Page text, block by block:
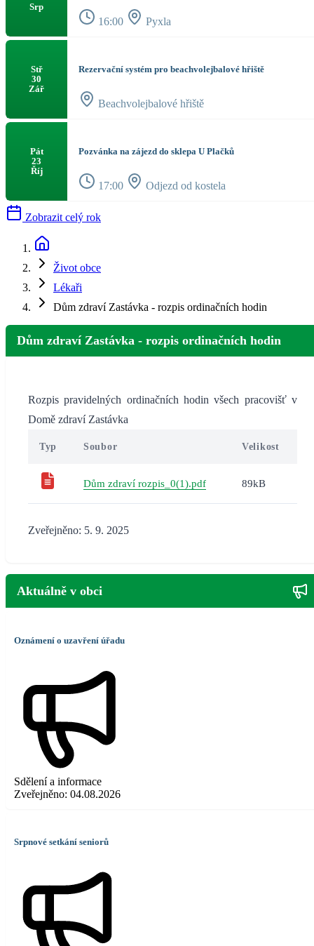
Srp
16:00 Pyxla
Stř
30
Zář
Rezervační systém pro beachvolejbalové hřiště
Beachvolejbalové hřiště
Pát
23
Říj
Pozvánka na zájezd do sklepa U Plačků
17:00 Odjezd od kostela
Zobrazit celý rok
Život obce
Lékaři
Dům zdraví Zastávka - rozpis ordinačních hodin
Dům zdraví Zastávka - rozpis ordinačních hodin
Rozpis pravidelných ordinačních hodin všech pracovišť v
Domě zdraví Zastávka
Typ Soubor Velikost
Dům zdraví rozpis_0(1).pdf 89kB
Zveřejněno: 5. 9. 2025
Aktuálně v obci
Oznámení o uzavření úřadu
Sdělení a informace
Zveřejněno: 04.08.2026
Srpnové setkání seniorů